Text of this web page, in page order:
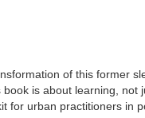
of this former
is about learning, not
for urban practitioners in